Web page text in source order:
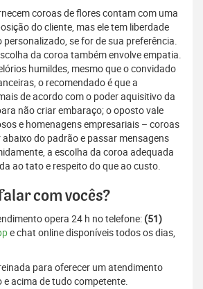
coroas de flores contam com uma
do cliente, mas ele tem liberdade
se for de sua preferência.
da coroa também envolve empatia.
humildes, mesmo que o convidado
o recomendado é que a
de acordo com o poder aquisitivo da
não criar embaraço; o oposto vale
e homenagens empresariais – coroas
do padrão e passar mensagens
a escolha da coroa adequada
ao tato e respeito do que ao custo.
com vocês?
opera 24 h no telefone: (51)
e chat online disponíveis todos os dias,
para oferecer um atendimento
e acima de tudo competente.